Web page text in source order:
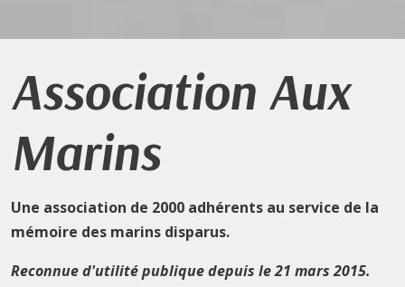
Association Aux
Marins
Une association de 2000 adhérents au service de la
mémoire des marins disparus.
Reconnue d'utilité publique depuis le 21 mars 2015.